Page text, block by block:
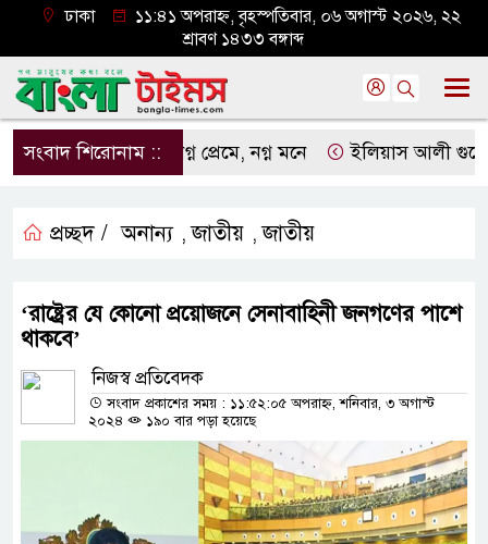
ঢাকা
১১:৪১ অপরাহ্ন, বৃহস্পতিবার, ০৬ অগাস্ট ২০২৬, ২২
শ্রাবণ ১৪৩৩ বঙ্গাব্দ
সংবাদ শিরোনাম ::নগ্ন প্রেমে, নগ্ন মনে ইলিয়াস আলী গুমের
প্রচ্ছদ / অনান্য ,জাতীয় ,জাতীয়
‘রাষ্ট্রের যে কোনো প্রয়োজনে সেনাবাহিনী জনগণের পাশে
থাকবে’
নিজস্ব প্রতিবেদক
সংবাদ প্রকাশের সময় : ১১:৫২:০৫ অপরাহ্ন, শনিবার, ৩ অগাস্ট
২০২৪
১৯০ বার পড়া হয়েছে